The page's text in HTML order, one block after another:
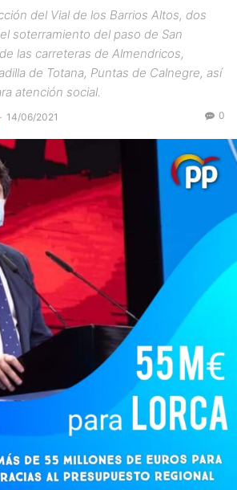
del Vial de los Barrios Altos, dos
soterramiento del paso de San
las carreteras de Almendricos,
de Totana, Puntas de Calnegre, así
atención social.
14/06/2021 0